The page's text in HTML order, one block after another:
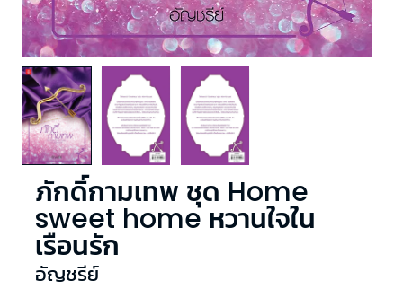
ภักดิ์กามเทพ ชุด Home
sweet home หวานใจใน
เรือนรัก
อัญชรีย์